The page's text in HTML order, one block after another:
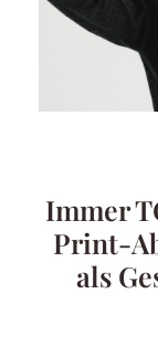
Immer
Print-
als